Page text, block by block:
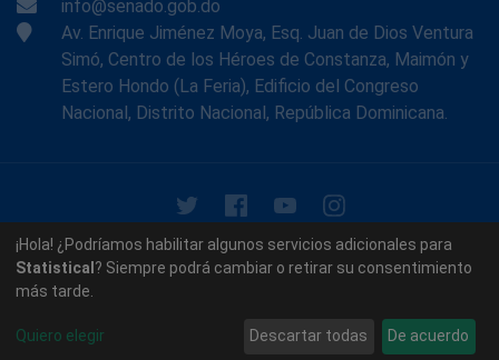
info@senado.gob.do
Av. Enrique Jiménez Moya, Esq. Juan de Dios Ventura
Simó, Centro de los Héroes de Constanza, Maimón y
Estero Hondo (La Feria), Edificio del Congreso
Nacional, Distrito Nacional, República Dominicana.
© 2026 - Memoria Histórica del Senado de la República
Dominicana. Todos los derechos reservados.
¡Hola! ¿Podríamos habilitar algunos servicios adicionales para
Statistical ? Siempre podrá cambiar o retirar su consentimiento
más tarde.
Quiero elegir Descartar todas De acuerdo